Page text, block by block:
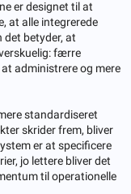
er designet til at
at alle integrerede
det betyder, at
færre
administrere og mere
standardiseret
skrider frem, bliver
er at specificere
jo lettere bliver det
til operationelle